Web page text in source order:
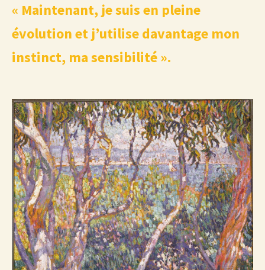
« Maintenant, je suis en pleine
évolution et j’utilise davantage mon
instinct, ma sensibilité ».